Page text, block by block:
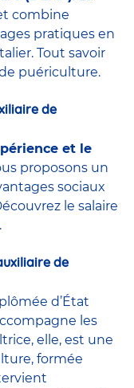
combine
pratiques en
Tout savoir
puériculture.
de
et le
proposons un
sociaux
le salaire
de
d’État
les
elle, est une
formée